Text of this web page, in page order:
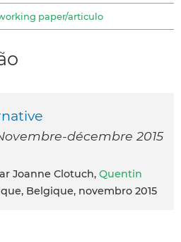
paper/articulo
décembre 2015
Joanne Clotuch, Quentin
Belgique, novembro 2015